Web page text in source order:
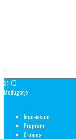
31 C
Međugorje
Impressum
Program
O nama